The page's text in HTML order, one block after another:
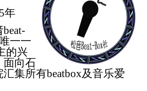
年
beat-
一一
的兴
面向石
汇集所有beatbox及音乐爱